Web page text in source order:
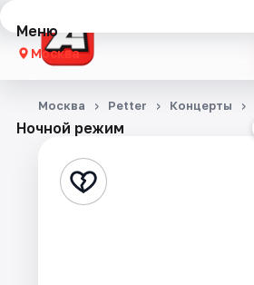
Меню
Москва
Концерты
Стендап
Ночной режим
Москва Petter Концерты